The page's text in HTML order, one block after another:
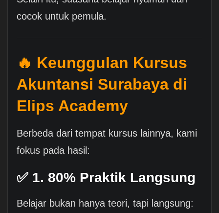
cocok untuk pemula.
🔥 Keunggulan Kursus
Akuntansi Surabaya di
Elips Academy
Berbeda dari tempat kursus lainnya, kami
fokus pada hasil:
✅ 1. 80% Praktik Langsung
Belajar bukan hanya teori, tapi langsung: